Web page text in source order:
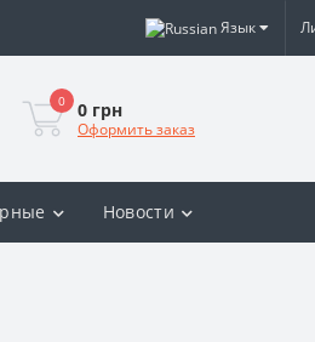
Язык
0 0 грн
Оформить заказ
Новости